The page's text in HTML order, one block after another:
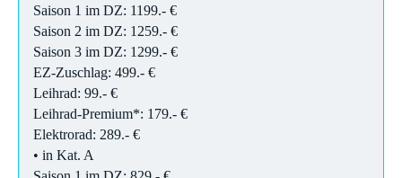
Saison 1 im DZ: 1199.- €
Saison 2 im DZ: 1259.- €
Saison 3 im DZ: 1299.- €
EZ-Zuschlag: 499.- €
Leihrad: 99.- €
Leihrad-Premium*: 179.- €
Elektrorad: 289.- €
• in Kat. A